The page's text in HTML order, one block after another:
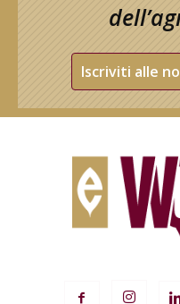
Iscriviti alle